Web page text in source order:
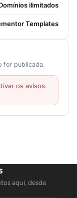
ilimitados
Templates
for publicada.
os avisos.
aqui, desde